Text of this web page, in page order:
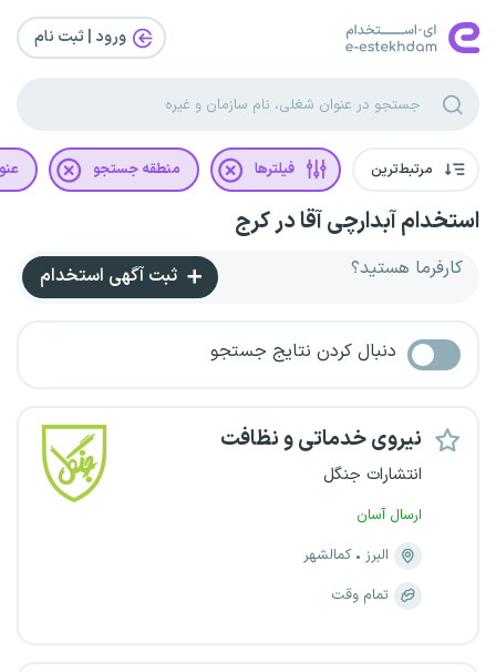
ورود | ثبت‌ نام
مرتبط‌ترین فیلترها منطقه جستجو
استخدام آبدارچی آقا در کرج
کارفرما هستید؟ ثبت آگهی استخدام
دنبال کردن نتایج جستجو
نیروی خدماتی و نظافت
انتشارات جنگل
ارسال آسان
البرز
کمالشهر
تمام وقت